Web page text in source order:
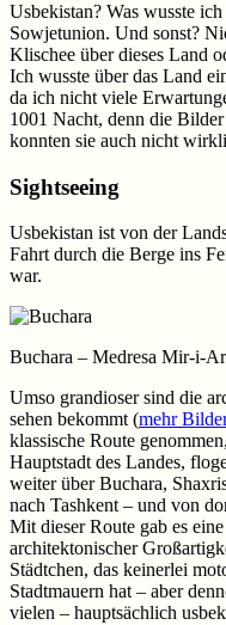
Usbekistan? Was wusste
Sowjetunion. Und sonst?
Klischee über dieses Land
Ich wusste über das Land
da ich nicht viele
1001 Nacht, denn die
konnten sie auch nicht
Sightseeing
Usbekistan ist von der
Fahrt durch die Berge ins
war.
Buchara – Medresa Mir-i-
Umso grandioser sind die
sehen bekommt (mehr
klassische Route
Hauptstadt des Landes,
weiter über Buchara,
nach Tashkent – und von
Mit dieser Route gab es
architektonischer
Städtchen, das keinerlei
Stadtmauern hat – aber
vielen – hauptsächlich